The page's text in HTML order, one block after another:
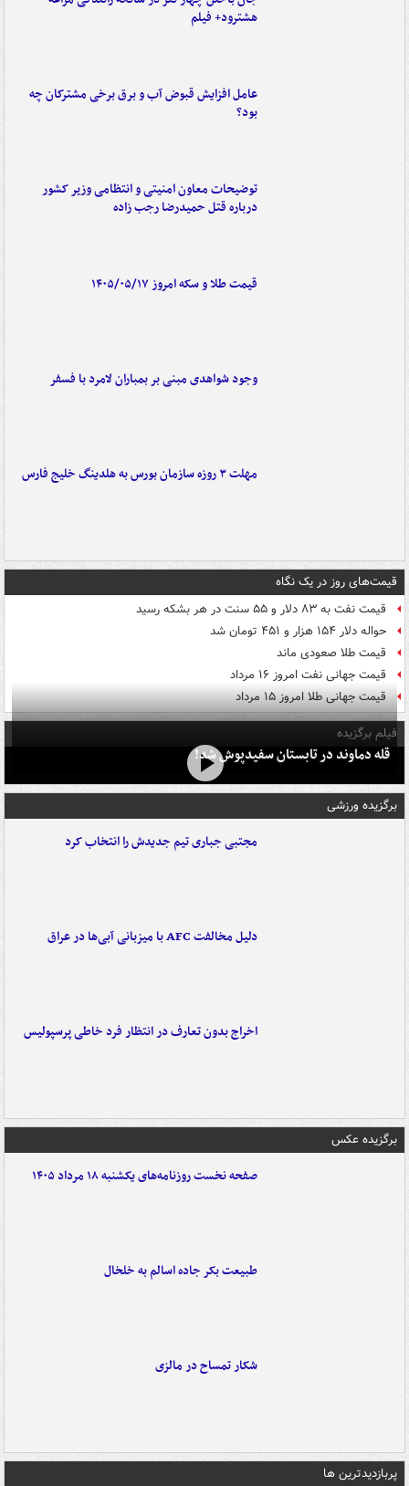
هشترود+ فیلم
عامل افزایش قبوض آب و برق برخی مشترکان چه
بود؟
توضیحات معاون امنیتی و انتظامی وزیر کشور
درباره قتل حمیدرضا رجب زاده
قیمت طلا و سکه امروز ۱۴۰۵/۰۵/۱۷
وجود شواهدی مبنی بر بمباران لامرد با فسفر
مهلت ۳ روزه سازمان بورس به هلدینگ خلیج فارس
قیمت‌های روز در یک نگاه
قیمت نفت به ۸۳ دلار و ۵۵ سنت در هر بشکه رسید
حواله دلار ۱۵۴ هزار و ۴۵۱ تومان شد
قیمت طلا صعودی ماند
قیمت جهانی نفت امروز ۱۶ مرداد
قیمت جهانی طلا امروز ۱۵ مرداد
فیلم برگزیده
قله دماوند در تابستان سفیدپوش شد!
برگزیده ورزشی
مجتبی جباری تیم جدیدش را انتخاب کرد
دلیل مخالفت AFC با میزبانی آبی‌ها در عراق
اخراج بدون تعارف در انتظار فرد خاطی پرسپولیس
برگزیده عکس
صفحه نخست روزنامه‌های یکشنبه ۱۸ مرداد ۱۴۰۵
طبیعت بکر جاده اسالم به خلخال
شکار تمساح در مالزی
پربازدیدترین ها